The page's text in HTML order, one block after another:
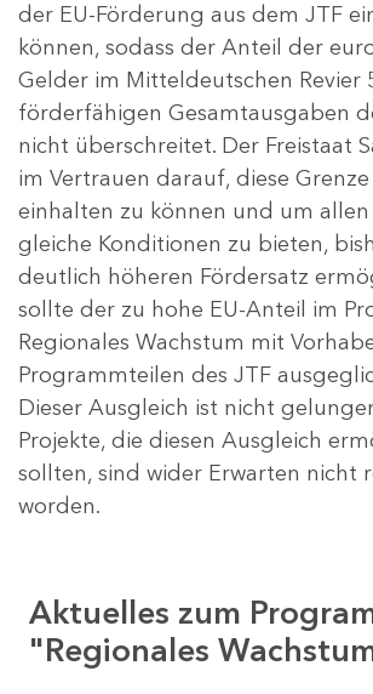
der EU-Förderung aus dem JTF
können, sodass der Anteil der
Gelder im Mitteldeutschen Revier
förderfähigen Gesamtausgaben
nicht überschreitet. Der Freistaat
im Vertrauen darauf, diese
einhalten zu können und um allen
gleiche Konditionen zu bieten,
deutlich höheren Fördersatz
sollte der zu hohe EU-Anteil im
Regionales Wachstum mit
Programmteilen des JTF
Dieser Ausgleich ist nicht
Projekte, die diesen Ausgleich
sollten, sind wider Erwarten nicht
worden.
Aktuelles zum
"Regionales